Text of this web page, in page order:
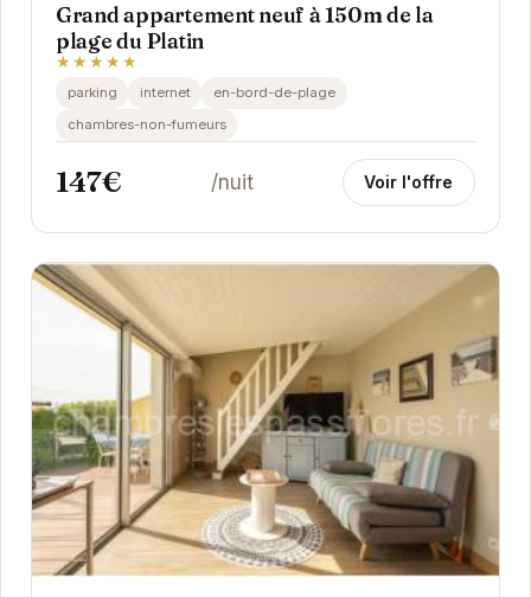
Grand appartement neuf à 150m de la
plage du Platin
★★★★★
parking internet
en-bord-de-plage
chambres-non-fumeurs
147€ /nuit Voir l'offre